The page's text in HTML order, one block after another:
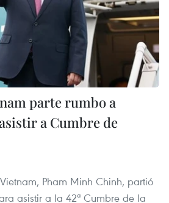
parte rumbo a
a Cumbre de
Pham Minh Chinh, partió
asistir a la 42ª Cumbre de la